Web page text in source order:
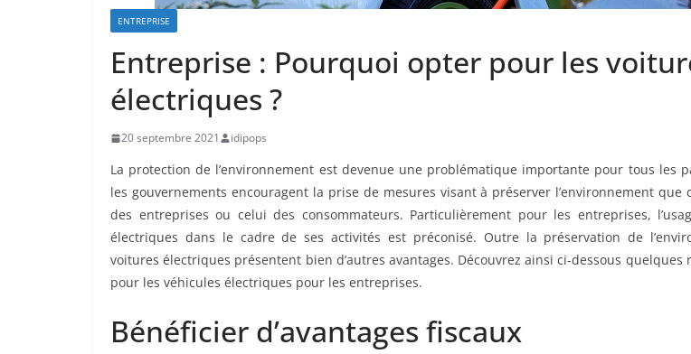
ENTREPRISE
Entreprise : Pourquoi opter pour les
électriques ?
20 septembre 2021 idipops
La protection de l’environnement est devenue une problématique importante pour tous les
les gouvernements encouragent la prise de mesures visant à préserver l’environnement que
des entreprises ou celui des consommateurs. Particulièrement pour les entreprises,
électriques dans le cadre de ses activités est préconisé. Outre la préservation de
voitures électriques présentent bien d’autres avantages. Découvrez ainsi ci-dessous quelques
pour les véhicules électriques pour les entreprises.
Bénéficier d’avantages fiscaux